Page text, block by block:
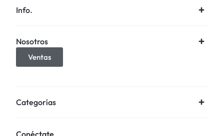
Info.
Nosotros
Ventas
Categorías
Conéctate